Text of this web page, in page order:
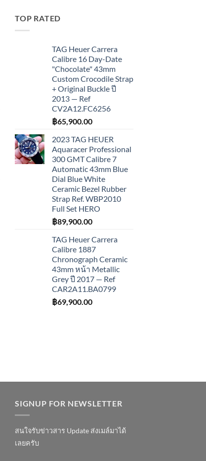
TOP RATED
TAG Heuer Carrera
Calibre 16 Day-Date
"Chocolate" 43mm
Custom Crocodile Strap
+ Original Buckle ปี
2013 — Ref
CV2A12.FC6256
฿65,900.00
2023 TAG HEUER
Aquaracer Professional
300 GMT Calibre 7
Automatic 43mm Blue
Dial Blue White
Ceramic Bezel Rubber
Strap Ref. WBP2010
Full Set HERO
฿89,900.00
TAG Heuer Carrera
Calibre 1887
Chronograph Ceramic
43mm หน้า Metallic
Grey ปี 2017 — Ref
CAR2A11.BA0799
฿69,900.00
SIGNUP FOR NEWSLETTER
สนใจรับข่าวสาร Update ส่งเมล์มาได้
เลยครับ